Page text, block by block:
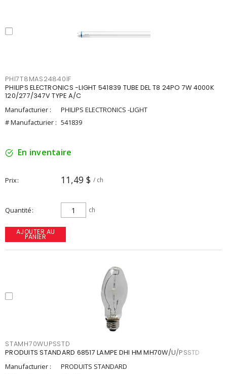
PHI7T8MAS24840IF
PHILIPS ELECTRONICS -LIGHT 541839 TUBE DEL T8 24PO 7W 4000K
120/277/347V TYPE A/C
Manufacturier :
PHILIPS ELECTRONICS -LIGHT
# Manufacturier : 541839
En inventaire
Prix 11,49 $ / ch
Quantité ch
AJOUTER AU
PANIER
STAMH70WUPSSTD
PRODUITS STANDARD 68517 LAMPE DHI HM MH70W/U/PSSTD
Manufacturier :
PRODUITS STANDARD